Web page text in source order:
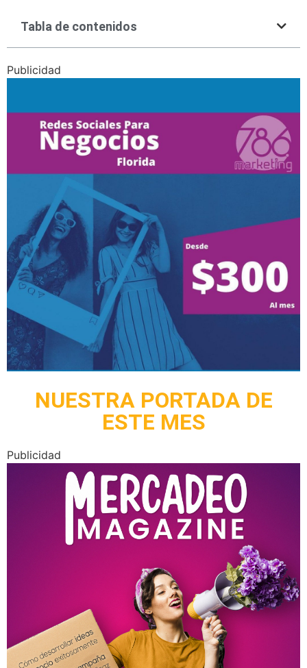
Tabla de contenidos
Publicidad
NUESTRA PORTADA DE
ESTE MES
Publicidad